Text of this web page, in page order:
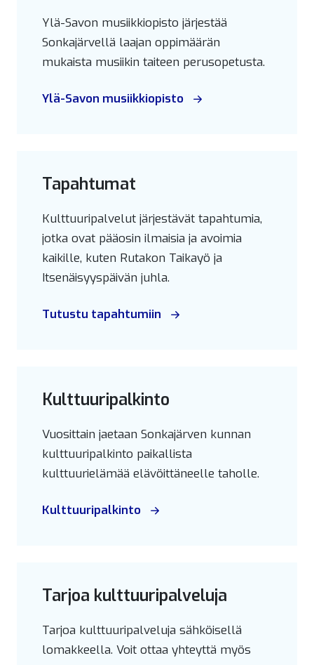
Ylä-Savon musiikkiopisto järjestää
Sonkajärvellä laajan oppimäärän
mukaista musiikin taiteen perusopetusta.
Ylä-Savon musiikkiopisto
Tapahtumat
Kulttuuripalvelut järjestävät tapahtumia,
jotka ovat pääosin ilmaisia ja avoimia
kaikille, kuten Rutakon Taikayö ja
Itsenäisyyspäivän juhla.
Tutustu tapahtumiin
Kulttuuripalkinto
Vuosittain jaetaan Sonkajärven kunnan
kulttuuripalkinto paikallista
kulttuurielämää elävöittäneelle taholle.
Kulttuuripalkinto
Tarjoa kulttuuripalveluja
Tarjoa kulttuuripalveluja sähköisellä
lomakkeella. Voit ottaa yhteyttä myös